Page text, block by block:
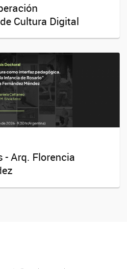
Cultura Digital
- Arq. Florencia